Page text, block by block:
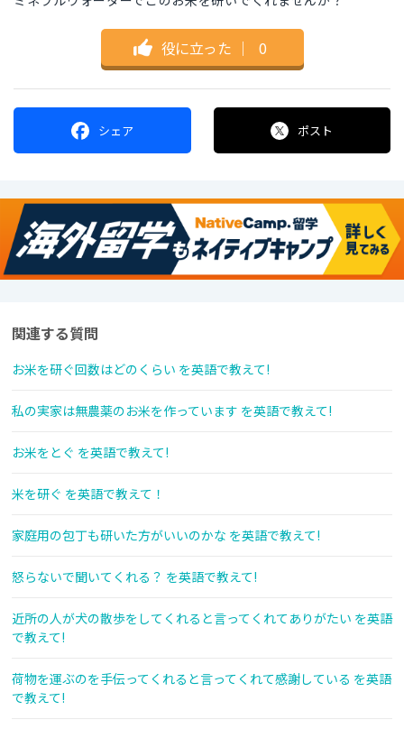
役に立った ｜ 0
シェア ポスト
関連する質問
お米を研ぐ回数はどのくらい を英語で教えて!
私の実家は無農薬のお米を作っています を英語で教えて!
お米をとぐ を英語で教えて!
米を研ぐ を英語で教えて！
家庭用の包丁も研いた方がいいのかな を英語で教えて!
怒らないで聞いてくれる？ を英語で教えて!
近所の人が犬の散歩をしてくれると言ってくれてありがたい を英語
で教えて!
荷物を運ぶのを手伝ってくれると言ってくれて感謝している を英語
で教えて!